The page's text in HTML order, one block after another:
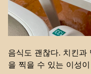
음식도 괜찮다. 치킨과
을 찍을 수 있는 이성